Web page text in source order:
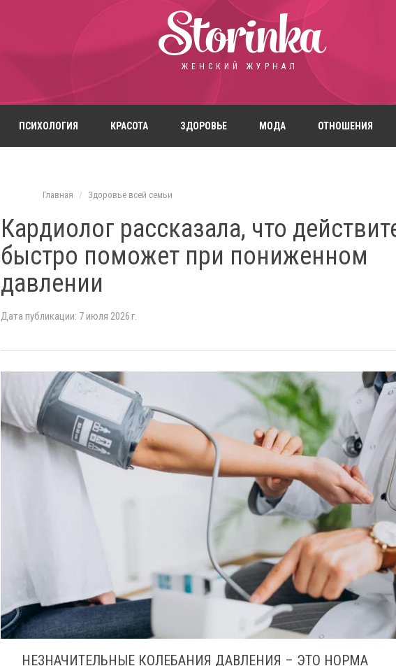
Storinka
ЖЕНСКИЙ ЖУРНАЛ
ПСИХОЛОГИЯ КРАСОТА ЗДОРОВЬЕ МОДА ОТНОШЕНИЯ
Главная Здоровье всей семьи
Кардиолог рассказала, что
быстро поможет при пониженном
давлении
Дата публикации: 7 июля 2026 г.
НЕЗНАЧИТЕЛЬНЫЕ КОЛЕБАНИЯ ДАВЛЕНИЯ – ЭТО НОРМА